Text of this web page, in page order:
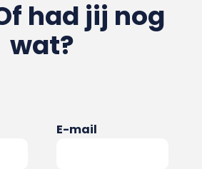
had jij nog
wat?
E-mail